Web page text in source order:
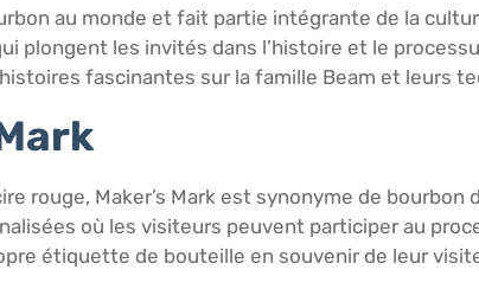
au monde et fait partie intégrante de la
plongent les invités dans l’histoire et le
fascinantes sur la famille Beam et leurs
rouge, Maker’s Mark est synonyme de bourbon
où les visiteurs peuvent participer au
étiquette de bouteille en souvenir de leur